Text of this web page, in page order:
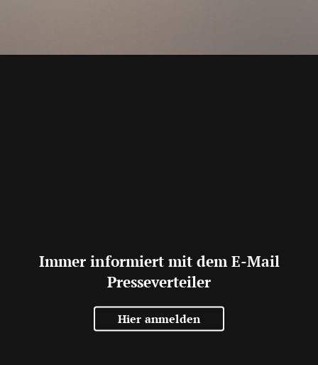
Immer informiert mit dem E-Mail
Presseverteiler
Hier anmelden